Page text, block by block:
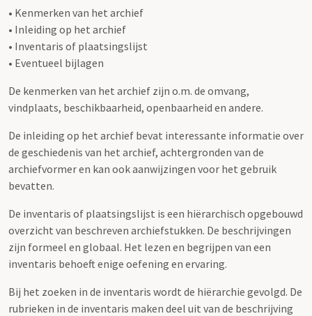
• Kenmerken van het archief
• Inleiding op het archief
• Inventaris of plaatsingslijst
• Eventueel bijlagen
De kenmerken van het archief zijn o.m. de omvang,
vindplaats, beschikbaarheid, openbaarheid en andere.
De inleiding op het archief bevat interessante informatie over
de geschiedenis van het archief, achtergronden van de
archiefvormer en kan ook aanwijzingen voor het gebruik
bevatten.
De inventaris of plaatsingslijst is een hiërarchisch opgebouwd
overzicht van beschreven archiefstukken. De beschrijvingen
zijn formeel en globaal. Het lezen en begrijpen van een
inventaris behoeft enige oefening en ervaring.
Bij het zoeken in de inventaris wordt de hiërarchie gevolgd. De
rubrieken in de inventaris maken deel uit van de beschrijving